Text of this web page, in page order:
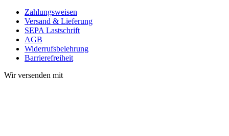
Zahlungsweisen
Versand & Lieferung
SEPA Lastschrift
AGB
Widerrufsbelehrung
Barrierefreiheit
Wir versenden mit